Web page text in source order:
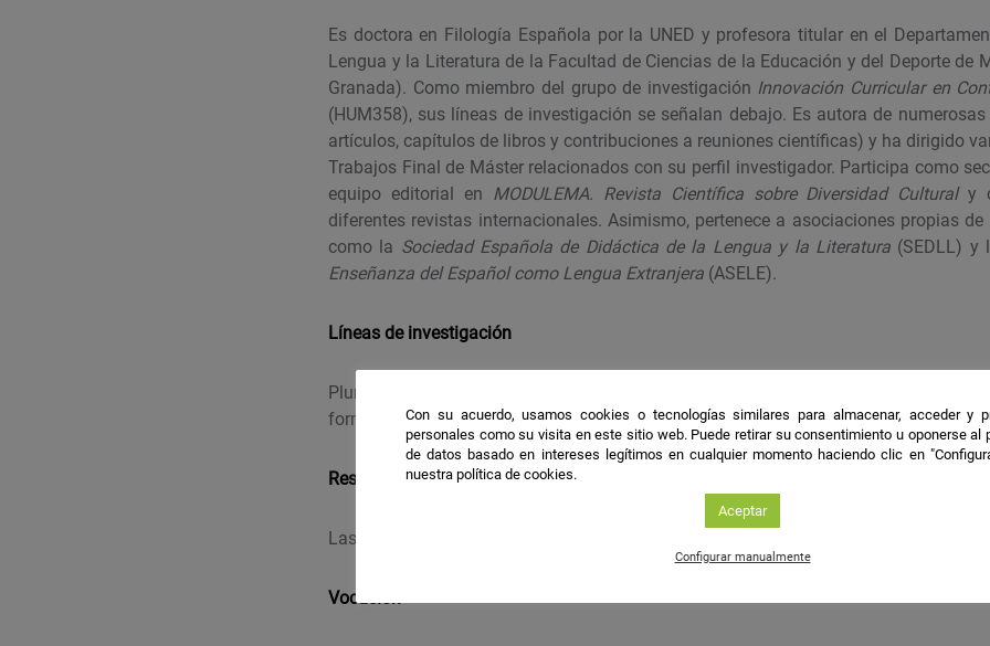
Es doctora en Filología Española por la UNED y profesora titular en el
Lengua y la Literatura de la Facultad de Ciencias de la Educación y del Deporte de
Granada). Como miembro del grupo de investigación Innovación Curricular en
(HUM358), sus líneas de investigación se señalan debajo. Es autora de
artículos, capítulos de libros y contribuciones a reuniones científicas) y ha dirigido
Trabajos Final de Máster relacionados con su perfil investigador. Participa como
equipo editorial en MODULEMA. Revista Científica sobre Diversidad Culturaly
diferentes revistas internacionales. Asimismo, pertenece a asociaciones propias
como la Sociedad Española de Didáctica de la Lengua y la Literatura(SEDLL) y
Enseñanza del Español como Lengua Extranjera (ASELE).
Líneas de investigación
Plurilingüismo; educación bilingüe; adquisición del español como ELE y L2;
formación de docentes en contextos multiculturales.
Resultados destacables
Las aportaciones a la enseñanza del español como segunda lengua y/o como lengua
Vocación
Con su acuerdo, usamos cookies o tecnologías similares para almacenar, acceder y
personales como su visita en este sitio web. Puede retirar su consentimiento u oponerse al
de datos basado en intereses legítimos en cualquier momento haciendo clic en
nuestra política de cookies.
Aceptar
Configurar manualmente